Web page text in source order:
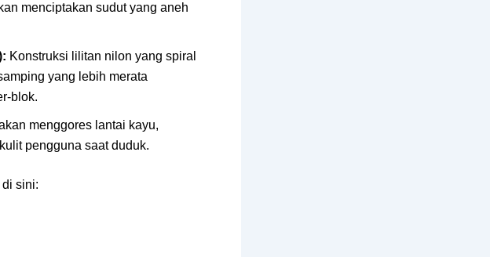
menciptakan sudut yang aneh
Konstruksi lilitan nilon yang spiral
yang lebih merata
blok.
menggores lantai kayu,
pengguna saat duduk.
sini: